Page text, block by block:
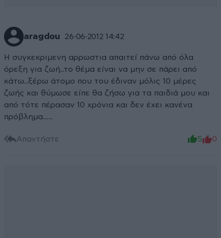
aragdou 26·06·2012 14:42
Η συγκεκριμενη αρρωστια απαιτεί πάνω από όλα
όρεξη για ζωή..το θέμα είναι να μην σε πάρει από
κάτω..ξέρω άτομο που του έδιναν μόλις 10 μέρες
ζωής και θύμωσε είπε θα ζήσω για τα παιδιά μου και
από τότε πέρασαν 10 χρόνια και δεν έχει κανένα
πρόβλημα.....
Απαντήστε 5 0